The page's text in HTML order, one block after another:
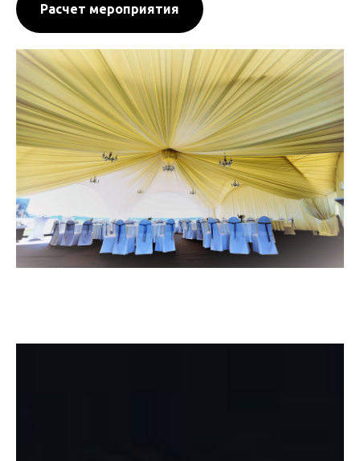
Расчет мероприятия